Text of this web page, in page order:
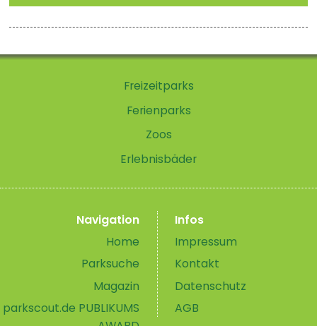
Freizeitparks
Ferienparks
Zoos
Erlebnisbäder
Navigation
Home
Parksuche
Magazin
parkscout.de PUBLIKUMS
Infos
Impressum
Kontakt
Datenschutz
AGB